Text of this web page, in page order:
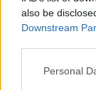
also be
Downstream
Please note
Personal
Το deal
Την εποχή